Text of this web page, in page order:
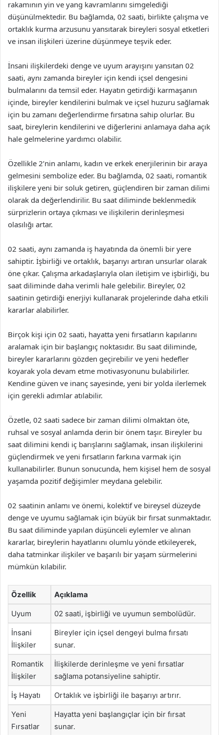
rakamının yin ve yang kavramlarını simgelediği
düşünülmektedir. Bu bağlamda, 02 saati, birlikte çalışma ve
ortaklık kurma arzusunu yansıtarak bireyleri sosyal etketleri
ve insan ilişkileri üzerine düşünmeye teşvik eder.
İnsani ilişkilerdeki denge ve uyum arayışını yansıtan 02
saati, aynı zamanda bireyler için kendi içsel dengesini
bulmalarını da temsil eder. Hayatın getirdiği karmaşanın
içinde, bireyler kendilerini bulmak ve içsel huzuru sağlamak
için bu zamanı değerlendirme fırsatına sahip olurlar. Bu
saat, bireylerin kendilerini ve diğerlerini anlamaya daha açık
hale gelmelerine yardımcı olabilir.
Özellikle 2’nin anlamı, kadın ve erkek enerjilerinin bir araya
gelmesini sembolize eder. Bu bağlamda, 02 saati, romantik
ilişkilere yeni bir soluk getiren, güçlendiren bir zaman dilimi
olarak da değerlendirilir. Bu saat diliminde beklenmedik
sürprizlerin ortaya çıkması ve ilişkilerin derinleşmesi
olasılığı artar.
02 saati, aynı zamanda iş hayatında da önemli bir yere
sahiptir. İşbirliği ve ortaklık, başarıyı artıran unsurlar olarak
öne çıkar. Çalışma arkadaşlarıyla olan iletişim ve işbirliği, bu
saat diliminde daha verimli hale gelebilir. Bireyler, 02
saatinin getirdiği enerjiyi kullanarak projelerinde daha etkili
kararlar alabilirler.
Birçok kişi için 02 saati, hayatta yeni fırsatların kapılarını
aralamak için bir başlangıç noktasıdır. Bu saat diliminde,
bireyler kararlarını gözden geçirebilir ve yeni hedefler
koyarak yola devam etme motivasyonunu bulabilirler.
Kendine güven ve inanç sayesinde, yeni bir yolda ilerlemek
için gerekli adımlar atılabilir.
Özetle, 02 saati sadece bir zaman dilimi olmaktan öte,
ruhsal ve sosyal anlamda derin bir önem taşır. Bireyler bu
saat dilimini kendi iç barışlarını sağlamak, insan ilişkilerini
güçlendirmek ve yeni fırsatların farkına varmak için
kullanabilirler. Bunun sonucunda, hem kişisel hem de sosyal
yaşamda pozitif değişimler meydana gelebilir.
02 saatinin anlamı ve önemi, kolektif ve bireysel düzeyde
denge ve uyumu sağlamak için büyük bir fırsat sunmaktadır.
Bu saat diliminde yapılan düşünceli eylemler ve alınan
kararlar, bireylerin hayatlarını olumlu yönde etkileyerek,
daha tatminkar ilişkiler ve başarılı bir yaşam sürmelerini
mümkün kılabilir.
Özellik Açıklama
Uyum 02 saati, işbirliği ve uyumun sembolüdür.
İnsani
İlişkiler
Bireyler için içsel dengeyi bulma fırsatı
sunar.
Romantik
İlişkiler
İlişkilerde derinleşme ve yeni fırsatlar
sağlama potansiyeline sahiptir.
İş Hayatı Ortaklık ve işbirliği ile başarıyı artırır.
Yeni
Fırsatlar
Hayatta yeni başlangıçlar için bir fırsat
sunar.